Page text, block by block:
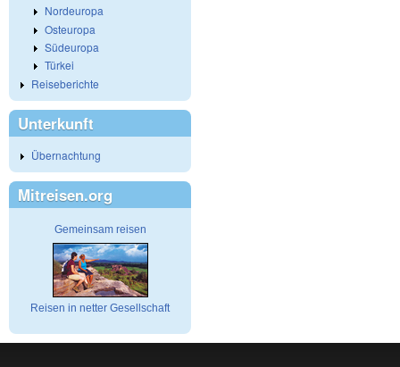
Nordeuropa
Osteuropa
Südeuropa
Türkei
Reiseberichte
Unterkunft
Übernachtung
Mitreisen.org
Gemeinsam reisen
Reisen in netter Gesellschaft